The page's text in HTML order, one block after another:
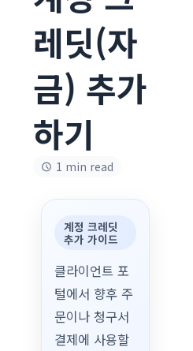
레딧(자
금) 추가
하기
1 min read
계정 크레딧
추가 가이드
클라이언트 포
털에서 향후 주
문이나 청구서
결제에 사용할